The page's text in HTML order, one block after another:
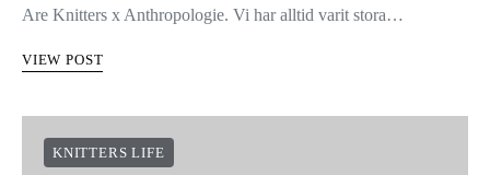
Are Knitters x Anthropologie. Vi har alltid varit stora…
VIEW POST
KNITTERS LIFE